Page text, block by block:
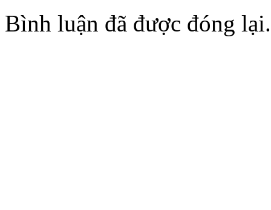
Bình luận đã được đóng lại.